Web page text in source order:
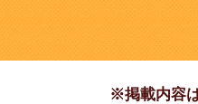
※掲載内容